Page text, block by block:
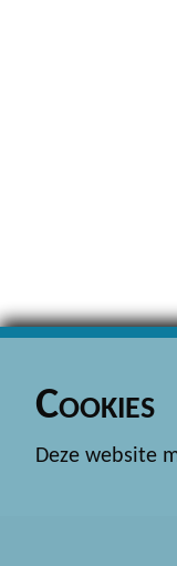
Cookies
Deze website